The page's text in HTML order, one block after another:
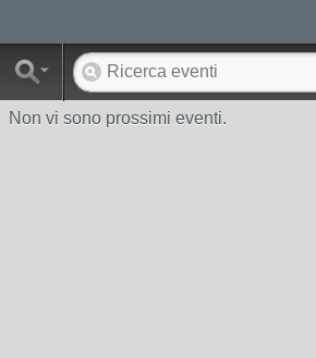
Non vi sono prossimi eventi.